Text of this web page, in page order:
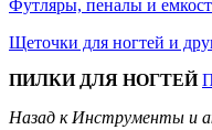
Футляры, пеналы и
Щеточки для ногтей и
ПИЛКИ ДЛЯ НОГТЕЙ
Назад к Инструменты и